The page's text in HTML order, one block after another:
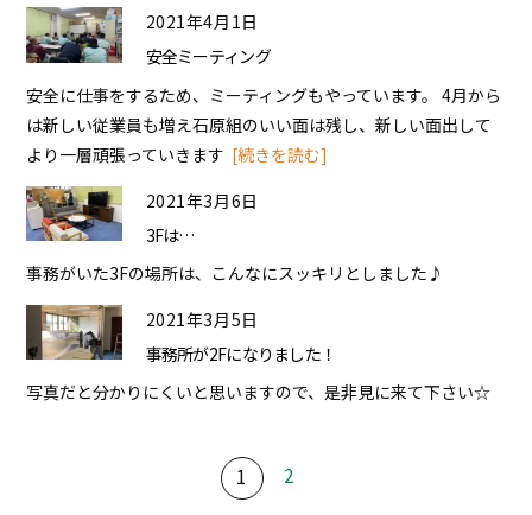
2021年4月1日
安全ミーティング
安全に仕事をするため、ミーティングもやっています。 4月から
は新しい従業員も増え石原組のいい面は残し、新しい面出して
より一層頑張っていきます [続きを読む]
2021年3月6日
3Fは…
事務がいた3Fの場所は、こんなにスッキリとしました♪
2021年3月5日
事務所が2Fになりました！
写真だと分かりにくいと思いますので、是非見に来て下さい☆
1 2